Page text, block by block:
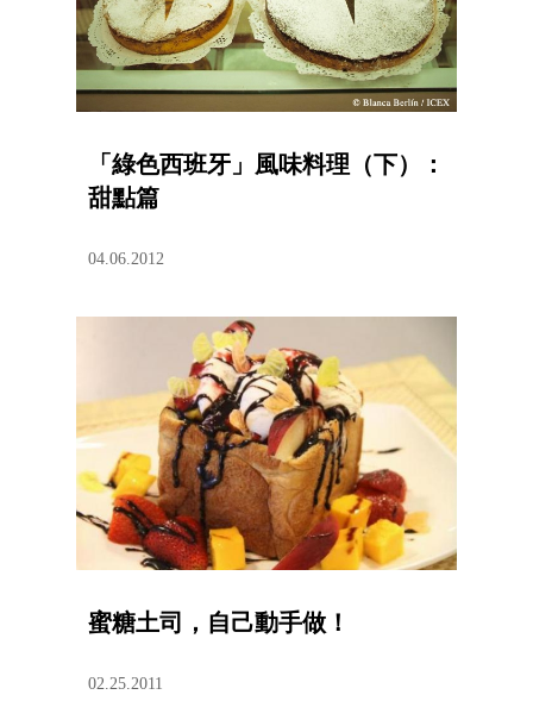
「綠色西班牙」風味料理（下）：
甜點篇
04.06.2012
蜜糖土司，自己動手做！
02.25.2011